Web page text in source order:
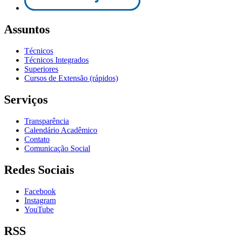
Assuntos
Técnicos
Técnicos Integrados
Superiores
Cursos de Extensão (rápidos)
Serviços
Transparência
Calendário Acadêmico
Contato
Comunicação Social
Redes Sociais
Facebook
Instagram
YouTube
RSS